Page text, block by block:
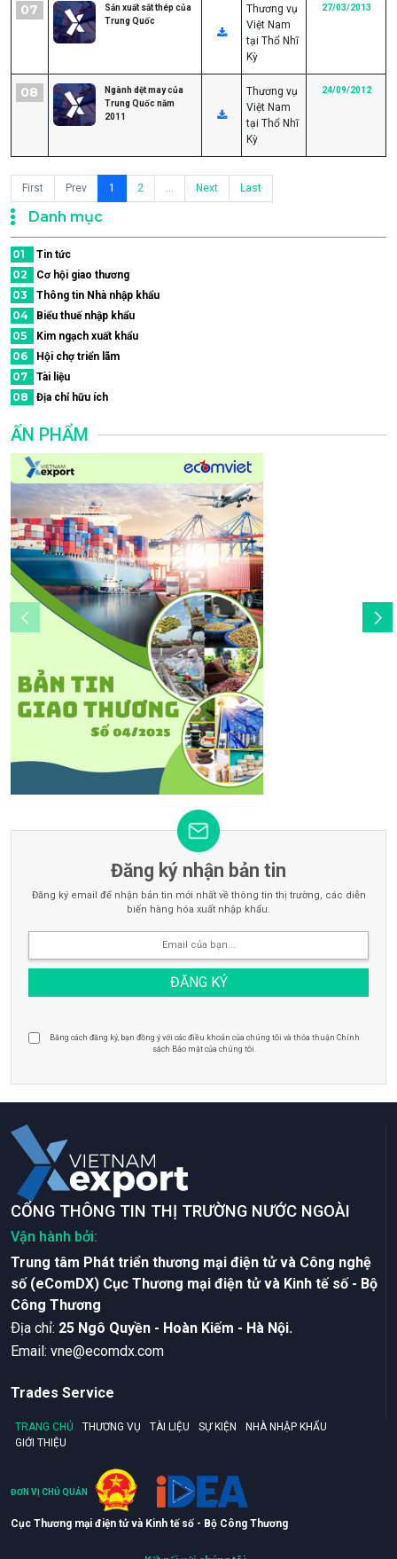
07
Sản xuất sắt thép của
Trung Quốc
Thương vụ
Việt Nam
tại Thổ Nhĩ
Kỳ
27/03/2013
08
Ngành dệt may của
Trung Quốc năm
2011
Thương vụ
Việt Nam
tại Thổ Nhĩ
Kỳ
24/09/2012
First Prev 1 2 Next Last
Danh mục
01 Tin tức
02 Cơ hội giao thương
03 Thông tin Nhà nhập khẩu
04 Biểu thuế nhập khẩu
05 Kim ngạch xuất khẩu
06 Hội chợ triển lãm
07 Tài liệu
08 Địa chỉ hữu ích
ẤN PHẨM
Đăng ký nhận bản tin
Đăng ký email để nhận bản tin mới nhất về thông tin thị trường, các diễn
biến hàng hóa xuất nhập khẩu.
Bằng cách đăng ký, bạn đồng ý với các điều khoản của chúng tôi và thỏa thuận Chính
sách Bảo mật của chúng tôi.
CỔNG THÔNG TIN THỊ TRƯỜNG NƯỚC NGOÀI
Vận hành bởi:
Trung tâm Phát triển thương mại điện tử và Công nghệ
số (eComDX) Cục Thương mại điện tử và Kinh tế số - Bộ
Công Thương
Ðịa chỉ: 25 Ngô Quyền - Hoàn Kiếm - Hà Nội.
Email: vne@ecomdx.com
Trades Service
TRANG CHỦ THƯƠNG VỤ TÀI LIỆU SỰ KIỆN
NHÀ NHẬP KHẨU
GIỚI THIỆU
ĐƠN VỊ CHỦ QUẢN
Cục Thương mại điện tử và Kinh tế số - Bộ Công Thương